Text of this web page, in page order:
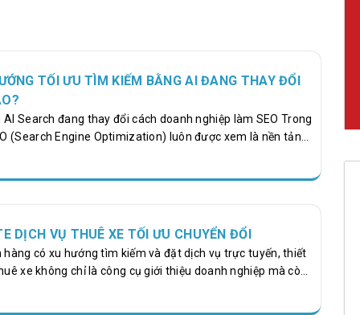
TỐI ƯU TÌM KIẾM BẰNG AI ĐANG THAY ĐỔI
AI Search đang thay đổi cách doanh nghiệp làm SEO Trong
(Search Engine Optimization) luôn được xem là nền tảng
cận khách hàng trên Google. Tuy nhiên, sự xuất hiện của
trước, người dùng ngày càng…
DỊCH VỤ THUÊ XE TỐI ƯU CHUYỂN ĐỔI
hàng có xu hướng tìm kiếm và đặt dịch vụ trực tuyến, thiết
xe không chỉ là công cụ giới thiệu doanh nghiệp mà còn
sóc khách hàng hiệu quả. Một website có đầu tư sẽ